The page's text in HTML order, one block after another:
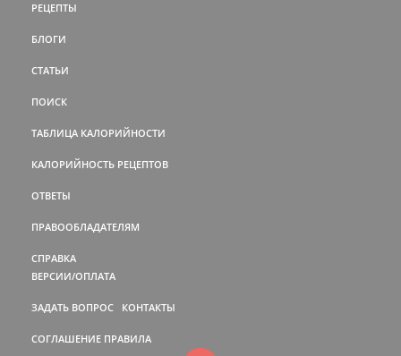
РЕЦЕПТЫ
БЛОГИ
СТАТЬИ
ПОИСК
ТАБЛИЦА КАЛОРИЙНОСТИ
КАЛОРИЙНОСТЬ РЕЦЕПТОВ
ОТВЕТЫ
ПРАВООБЛАДАТЕЛЯМ
СПРАВКА
ВЕРСИИ/ОПЛАТА
ЗАДАТЬ ВОПРОС КОНТАКТЫ
СОГЛАШЕНИЕ ПРАВИЛА